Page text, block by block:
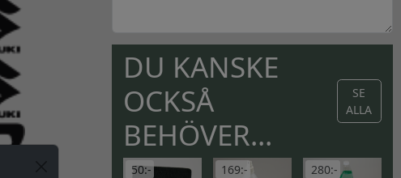
DU KANSKE
OCKSÅ
BEHÖVER...
SE
ALLA
50:- 169:- 280:-